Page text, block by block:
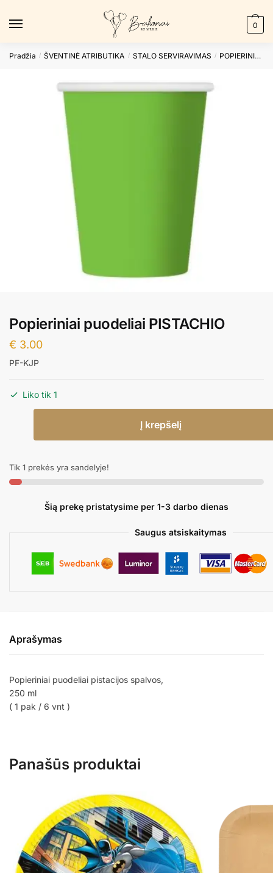
0
Pradžia / ŠVENTINĖ ATRIBUTIKA / STALO SERVIRAVIMAS / POPIERINIAI PUODELIAI
Popieriniai puodeliai PISTACHIO
€ 3.00
PF-KJP
Liko tik 1
PISTACHIO
Į krepšelį
Tik 1 prekės yra sandelyje!
Šią prekę pristatysime per 1-3 darbo dienas
Saugus atsiskaitymas
Aprašymas
Popieriniai puodeliai pistacijos spalvos,
250 ml
( 1 pak / 6 vnt )
Panašūs produktai